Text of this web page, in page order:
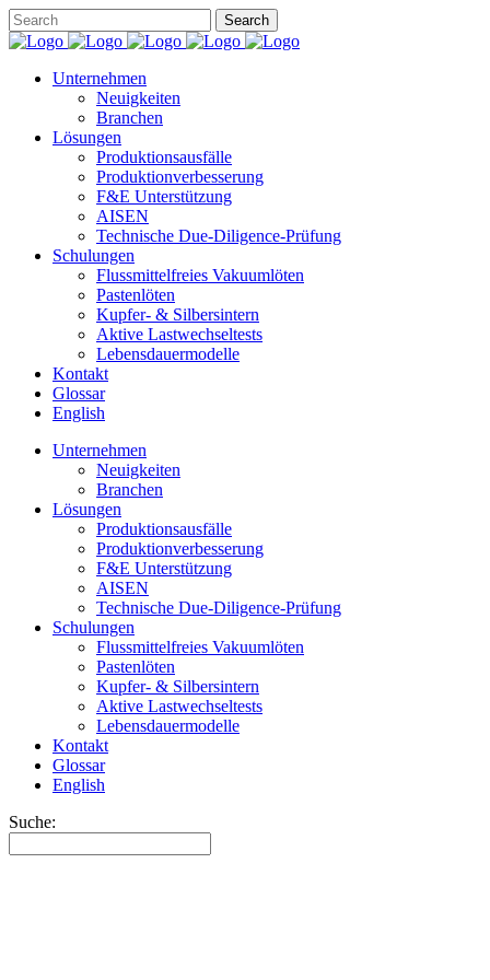
Unternehmen
Neuigkeiten
Branchen
Lösungen
Produktionsausfälle
Produktionverbesserung
F&E Unterstützung
AISEN
Technische Due-Diligence-Prüfung
Schulungen
Flussmittelfreies Vakuumlöten
Pastenlöten
Kupfer- & Silbersintern
Aktive Lastwechseltests
Lebensdauermodelle
Kontakt
Glossar
English
Unternehmen
Neuigkeiten
Branchen
Lösungen
Produktionsausfälle
Produktionverbesserung
F&E Unterstützung
AISEN
Technische Due-Diligence-Prüfung
Schulungen
Flussmittelfreies Vakuumlöten
Pastenlöten
Kupfer- & Silbersintern
Aktive Lastwechseltests
Lebensdauermodelle
Kontakt
Glossar
English
Suche: